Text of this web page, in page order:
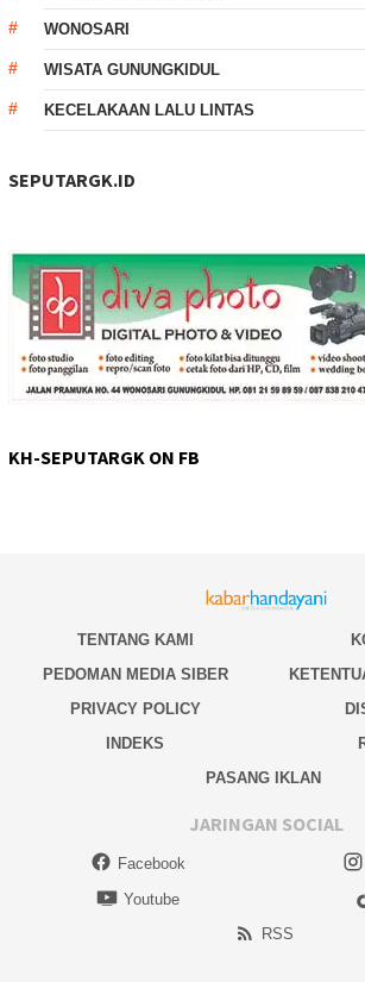
WONOSARI
WISATA GUNUNGKIDUL
KECELAKAAN LALU LINTAS
SEPUTARGK.ID
KH-SEPUTARGK ON FB
TENTANG KAMI
PEDOMAN MEDIA SIBER
PRIVACY POLICY
INDEKS
PASANG IKLAN
JARINGAN SOCIAL
Facebook
Youtube
RSS